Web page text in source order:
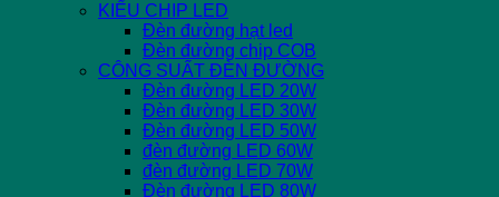
KIỂU CHIP LED
Đèn đường hạt led
Đèn đường chip COB
CÔNG SUẤT ĐÈN ĐƯỜNG
Đèn đường LED 20W
Đèn đường LED 30W
Đèn đường LED 50W
đèn đường LED 60W
đèn đường LED 70W
Đèn đường LED 80W